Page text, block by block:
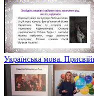
Українська мова.